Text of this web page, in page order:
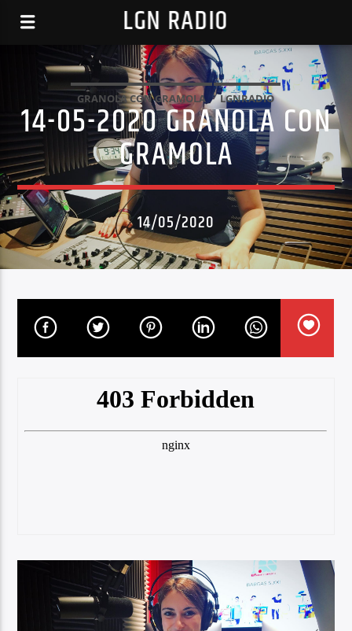
LGN RADIO
GRANOLA CON GRAMOLA LGNRADIO
14-05-2020 GRANOLA CON
GRAMOLA
14/05/2020